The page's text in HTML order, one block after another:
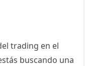
trading en el
buscando una